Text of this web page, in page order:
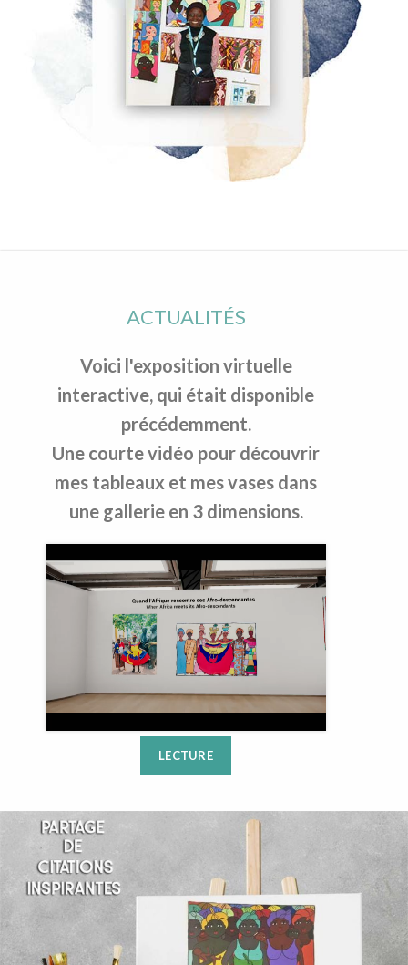
ACTUALITÉS
Voici l'exposition virtuelle
interactive, qui était disponible
précédemment.
Une courte vidéo pour découvrir
mes tableaux et mes vases dans
une gallerie en 3 dimensions.
LECTURE